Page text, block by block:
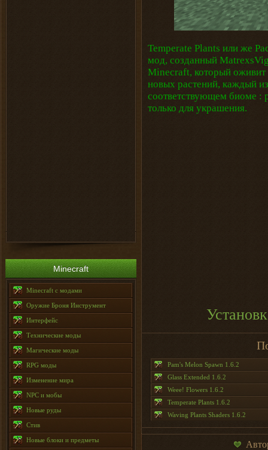
Minecraft
Minecraft с модами
Оружие Броня Инструмент
Интерфейс
Технические моды
Магические моды
RPG моды
Изменение мира
NPC и мобы
Новые руды
Стив
Новые блоки и предметы
Temperate Plants или же
мод, созданный
Minecraft, который оживит
новых растений, каждый
соответствующем биоме :
только для украшения.
Pam's Melon Spawn 1.6.2
Glass Extended 1.6.2
Weee! Flowers 1.6.2
Temperate Plants 1.6.2
Waving Plants Shaders 1.6.2